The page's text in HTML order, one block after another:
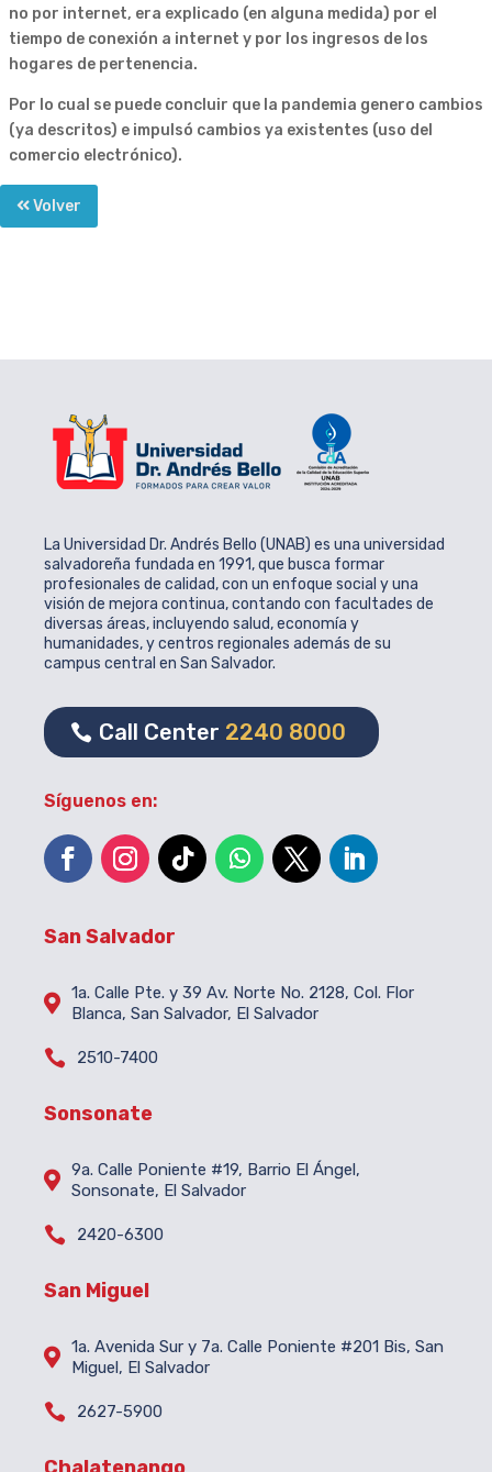
no por internet, era explicado (en alguna medida) por el
tiempo de conexión a internet y por los ingresos de los
hogares de pertenencia.
Por lo cual se puede concluir que la pandemia genero cambios
(ya descritos) e impulsó cambios ya existentes (uso del
comercio electrónico).
Volver
La Universidad Dr. Andrés Bello (UNAB) es una universidad
salvadoreña fundada en 1991, que busca formar
profesionales de calidad, con un enfoque social y una
visión de mejora continua, contando con facultades de
diversas áreas, incluyendo salud, economía y
humanidades, y centros regionales además de su
campus central en San Salvador.
Call Center 2240 8000
Síguenos en:
San Salvador
 1a. Calle Pte. y 39 Av. Norte No. 2128, Col. Flor
Blanca, San Salvador, El Salvador
 2510-7400
Sonsonate
 9a. Calle Poniente #19, Barrio El Ángel,
Sonsonate, El Salvador
 2420-6300
San Miguel
 1a. Avenida Sur y 7a. Calle Poniente #201 Bis, San
Miguel, El Salvador
 2627-5900